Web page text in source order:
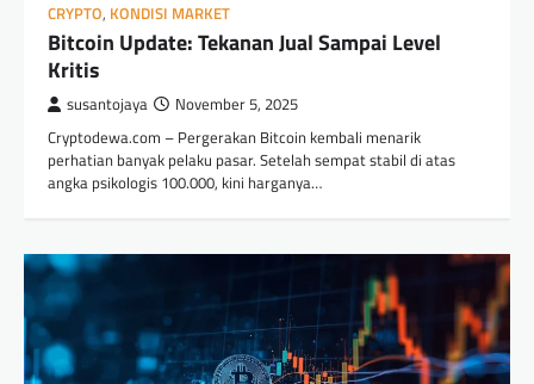
CRYPTO, KONDISI MARKET
Bitcoin Update: Tekanan Jual Sampai Level
Kritis
susantojaya November 5, 2025
Cryptodewa.com – Pergerakan Bitcoin kembali menarik
perhatian banyak pelaku pasar. Setelah sempat stabil di atas
angka psikologis 100.000, kini harganya…